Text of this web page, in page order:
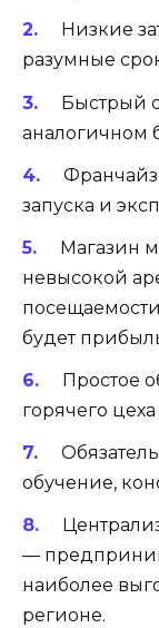
Низкие
разумные
Быстрый
аналогичном
запуска и
Магазин
невысокой
будет
Простое
горячего
обучение,
—
наиболее
регионе.